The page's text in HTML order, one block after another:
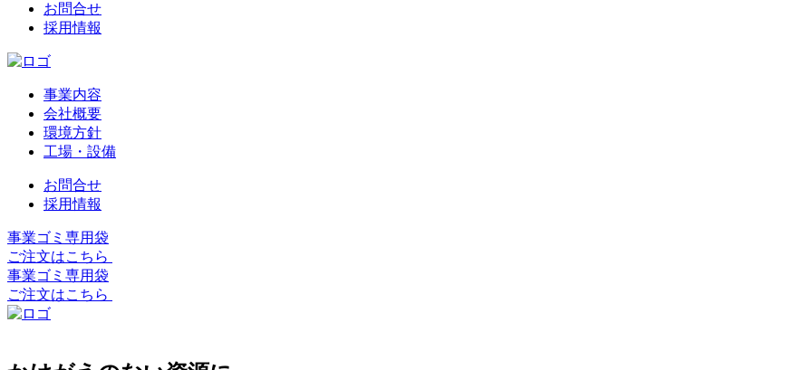
お問合せ
採用情報
事業内容
会社概要
環境方針
工場・設備
お問合せ
採用情報
事業ゴミ専用袋
ご注文はこちら
事業ゴミ専用袋
ご注文はこちら